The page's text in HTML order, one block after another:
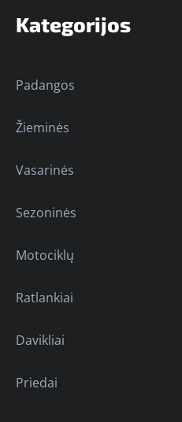
Kategorijos
Padangos
Žieminės
Vasarinės
Sezoninės
Motociklų
Ratlankiai
Davikliai
Priedai